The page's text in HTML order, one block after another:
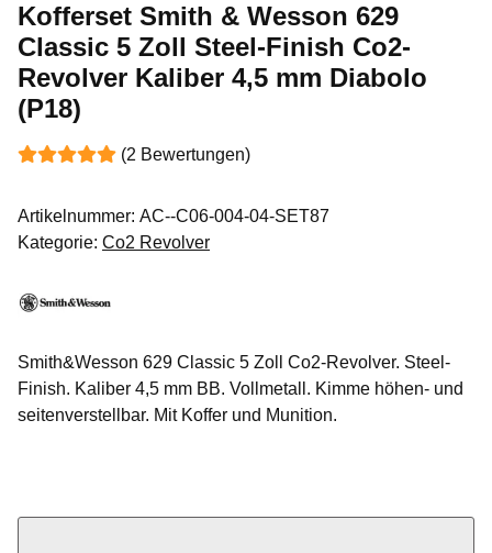
Kofferset Smith & Wesson 629
Classic 5 Zoll Steel-Finish Co2-
Revolver Kaliber 4,5 mm Diabolo
(P18)
(2 Bewertungen)
Artikelnummer: AC--C06-004-04-SET87
Kategorie: Co2 Revolver
Smith&Wesson 629 Classic 5 Zoll Co2-Revolver. Steel-
Finish. Kaliber 4,5 mm BB. Vollmetall. Kimme höhen- und
seitenverstellbar. Mit Koffer und Munition.